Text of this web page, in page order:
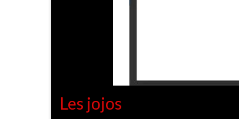
Les jojos